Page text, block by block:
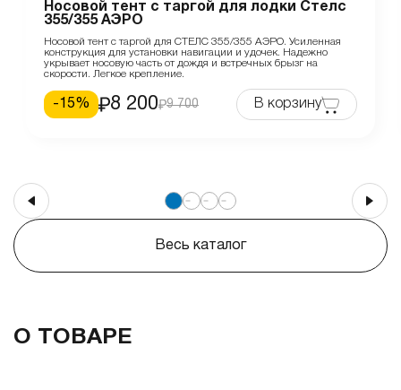
Носовой тент с таргой для лодки Стелс
355/355 АЭРО
Носовой тент с таргой для СТЕЛС 355/355 АЭРО. Усиленная
конструкция для установки навигации и удочек. Надежно
укрывает носовую часть от дождя и встречных брызг на
скорости. Легкое крепление.
- 15% 8 200 9 700 В корзину
Весь каталог
О ТОВАРЕ